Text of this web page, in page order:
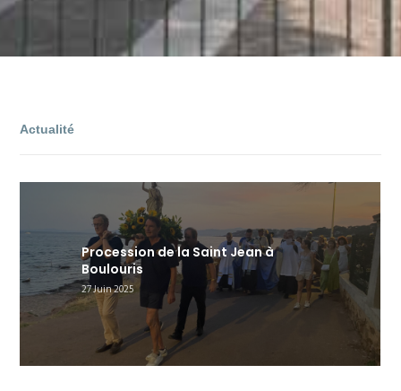
Actualité
Procession de la Saint Jean à
Boulouris
27 Juin 2025